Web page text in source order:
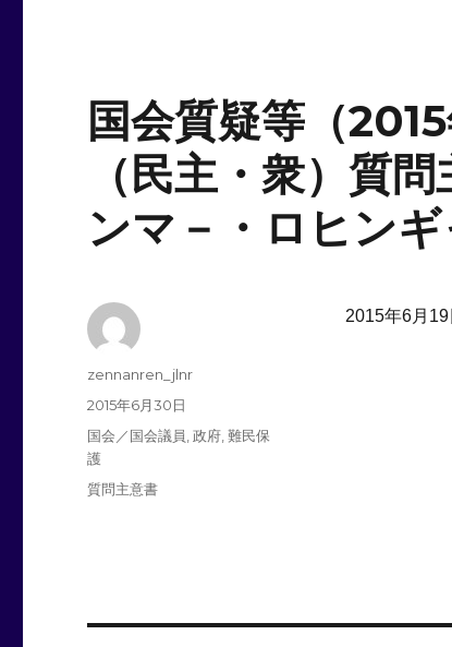
国会質疑等（
（民主・衆）質
ンマ－・ロヒンギ
2015年6月
投
zennanren_jlnr
投
稿
日:
2015年6月30日
カ
テ
ゴ
国会／国会議員 ,政府 ,難民保
護
タ
質問主意書